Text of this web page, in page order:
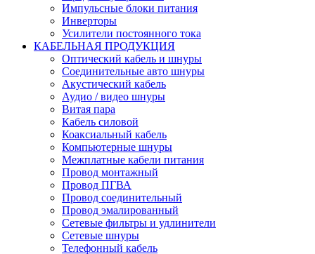
Импульсные блоки питания
Инверторы
Усилители постоянного тока
КАБЕЛЬНАЯ ПРОДУКЦИЯ
Оптический кабель и шнуры
Соединительные авто шнуры
Акустический кабель
Аудио / видео шнуры
Витая пара
Кабель силовой
Коаксиальный кабель
Компьютерные шнуры
Межплатные кабели питания
Провод монтажный
Провод ПГВА
Провод соединительный
Провод эмалированный
Сетевые фильтры и удлинители
Сетевые шнуры
Телефонный кабель